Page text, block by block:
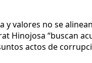
valores no se
Hinojosa “buscan
actos de